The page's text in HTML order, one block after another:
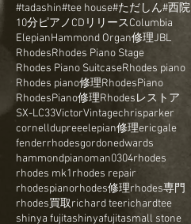
#tadashin#tee house#ただしん#西院
10分ピアノ CDリリースColumbia
ElepianHammond Organ修理JBL
RhodesRhodes Piano Stage
Rhodes Piano SuitcaseRhodes piano
Rhodes piano修理RhodesPiano
RhodesPiano修理Rhodesレストア
SX-LC33VictorVintagechrisparker
cornelldupreeelepian修理ericgale
fenderrhodesgordonedwards
hammondpianoman0304rhodes
rhodes mk1rhodes repair
rhodespianorhodes修理rhodes専門
rhodes買取richard teerichardtee
shinya fujitashinyafujitasmall stone